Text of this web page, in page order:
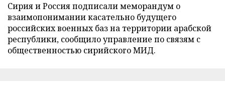
Сирия и Россия подписали меморандум о
взаимопонимании касательно будущего
российских военных баз на территории арабской
республики, сообщило управление по связям с
общественностью сирийского МИД.